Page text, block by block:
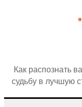
Как распознать
судьбу в лучшую